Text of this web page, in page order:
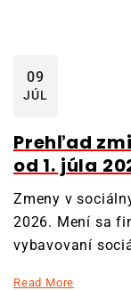
09
JÚL
Prehľad
od 1. júla
Zmeny v
2026. Mení sa
vybavovaní
Read More